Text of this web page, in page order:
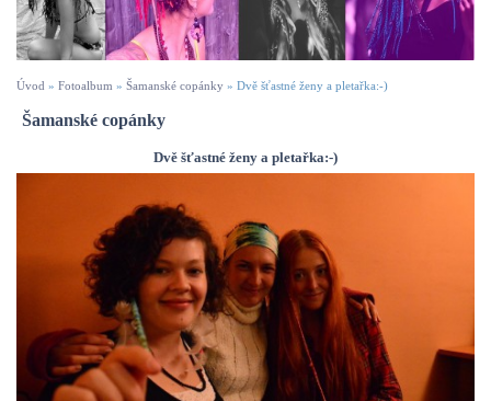
Úvod » Fotoalbum » Šamanské copánky » Dvě šťastné ženy a pletařka:-)
Šamanské copánky
Dvě šťastné ženy a pletařka:-)